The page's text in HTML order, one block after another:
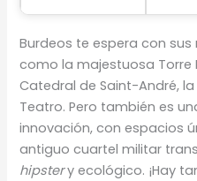
Burdeos te espera con
como la majestuosa Torre
Catedral de Saint-André,
Teatro. Pero también es
innovación, con espacios
antiguo cuartel militar
hipstery ecológico. ¡Hay